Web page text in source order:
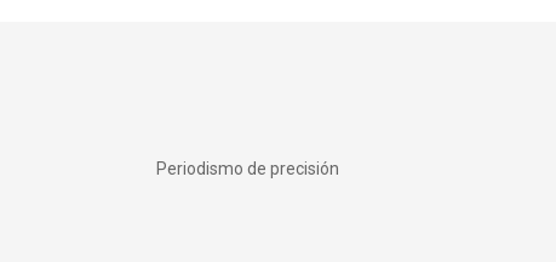
Periodismo de precisión